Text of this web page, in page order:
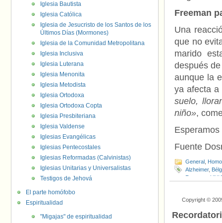
Freeman
Una
que no
marido
después
aunque la
ya afecta
suelo,
niño»,
Fuente
General
Alzheimer,
Freeman
Copyright ©
Iglesia Bautista
Iglesia Católica
Iglesia de Jesucristo de los Santos de los
Últimos Días (Mormones)
Iglesia de la Comunidad Metropolitana
Iglesia Inclusiva
Iglesia Luterana
Iglesia Menonita
Iglesia Metodista
Iglesia Ortodoxa
Iglesia Ortodoxa Copta
Iglesia Presbiteriana
Iglesia Valdense
Iglesias Evangélicas
Iglesias Pentecostales
Iglesias Reformadas (Calvinistas)
Iglesias Unitarias y Universalistas
Testigos de Jehová
El parte homófobo
Espiritualidad
"Migajas" de espiritualidad